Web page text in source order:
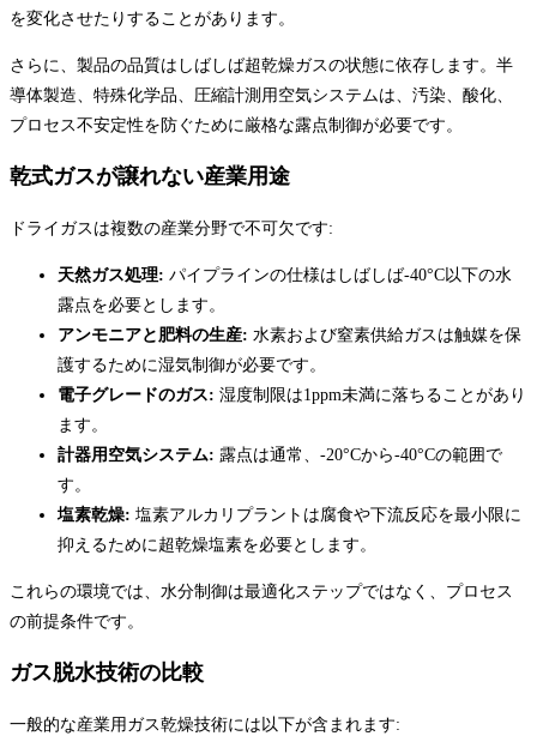
を変化させたりすることがあります。
さらに、製品の品質はしばしば超乾燥ガスの状態に依存します。半
導体製造、特殊化学品、圧縮計測用空気システムは、汚染、酸化、
プロセス不安定性を防ぐために厳格な露点制御が必要です。
乾式ガスが譲れない産業用途
ドライガスは複数の産業分野で不可欠です:
天然ガス処理: パイプラインの仕様はしばしば-40°C以下の水
露点を必要とします。
アンモニアと肥料の生産: 水素および窒素供給ガスは触媒を保
護するために湿気制御が必要です。
電子グレードのガス: 湿度制限は1ppm未満に落ちることがあり
ます。
計器用空気システム: 露点は通常、-20°Cから-40°Cの範囲で
す。
塩素乾燥: 塩素アルカリプラントは腐食や下流反応を最小限に
抑えるために超乾燥塩素を必要とします。
これらの環境では、水分制御は最適化ステップではなく、プロセス
の前提条件です。
ガス脱水技術の比較
一般的な産業用ガス乾燥技術には以下が含まれます: